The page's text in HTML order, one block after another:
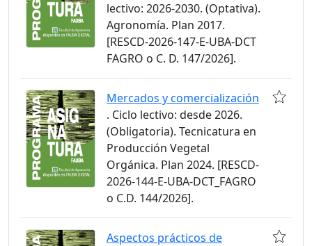
lectivo: 2026-2030. (Optativa).
Agronomía. Plan 2017.
[RESCD-2026-147-E-UBA-DCT
FAGRO o C. D. 147/2026].
Mercados y comercialización
. Ciclo lectivo: desde 2026.
(Obligatoria). Tecnicatura en
Producción Vegetal
Orgánica. Plan 2024. [RESCD-
2026-144-E-UBA-DCT_FAGRO
o C.D. 144/2026].
Aspectos prácticos de